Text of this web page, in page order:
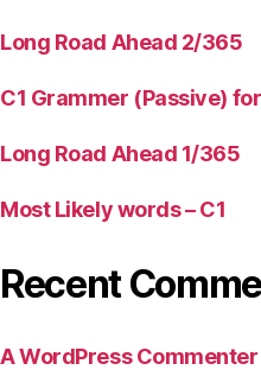
Long Road Ahead 2/365
C1 Grammer (Passive)
Long Road Ahead 1/365
Most Likely words – C1
Recent
A WordPress Commenter